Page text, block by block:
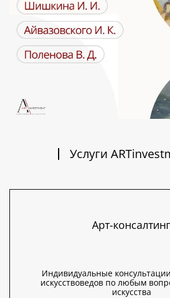
Услуги
Арт-консалтинг
Индивидуальные
искусствоведов по любым
искусства